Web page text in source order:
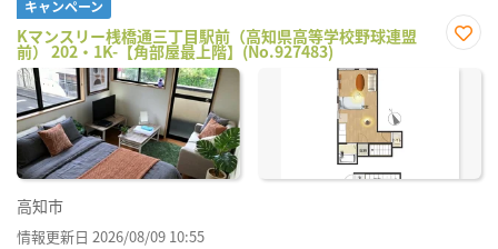
キャンペーン
Kマンスリー桟橋通三丁目駅前（高知県高等学校野球連盟
前） 202・1K-【角部屋最上階】(No.927483)
に入
高知市
情報更新日 2026/08/09 10:55